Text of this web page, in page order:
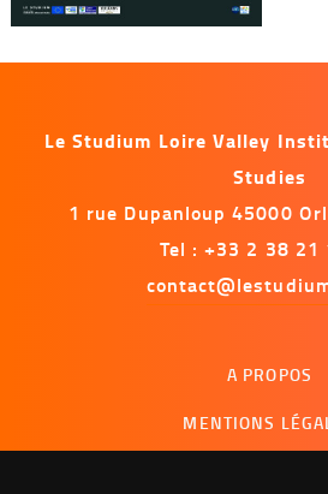
Le Studium Loire Valley
Studies
1 rue Dupanloup 45000
Tel : +33 2 38 21
A PROPOS
MENTIONS